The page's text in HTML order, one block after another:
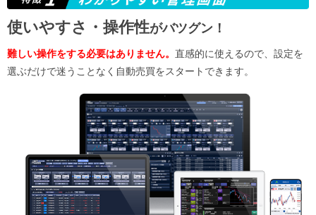
使いやすさ・操作性がバツグン！
難しい操作をする必要はありません。 直感的に使えるので、設定を
選ぶだけで迷うことなく自動売買をスタートできます。